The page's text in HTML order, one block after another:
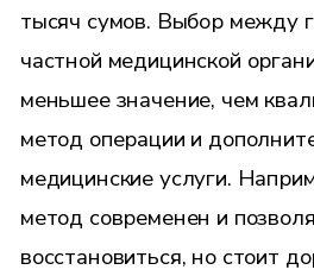
тысяч сумов. Выбор между
частной медицинской
меньшее значение, чем
метод операции и
медицинские услуги.
метод современен и
восстановиться, но стоит